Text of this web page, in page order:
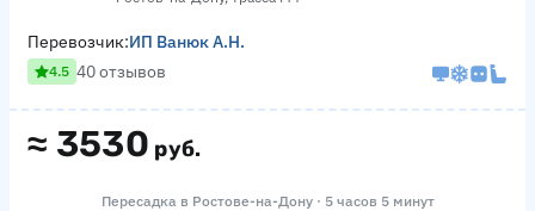
≈ 3530 руб.
Перевозчик:ИП Ванюк А.Н.
4.5 40 отзывов
Пересадка в Ростове-на-Дону · 5 часов 5 минут